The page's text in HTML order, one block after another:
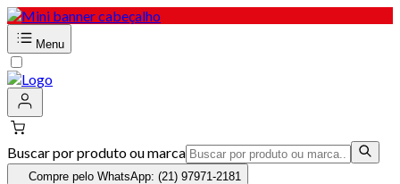
Menu
Buscar por produto ou marca
Compre pelo WhatsApp: (21) 97971-2181